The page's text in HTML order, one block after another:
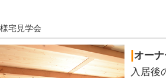
宅見学会
|オー
入居後